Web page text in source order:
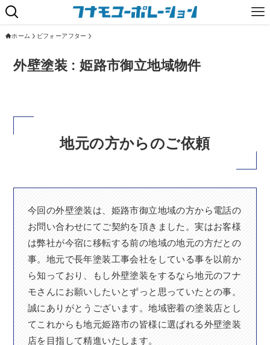
ホーム ビフォーアフター
外壁塗装 : 姫路市御立地域物件
地元の方からのご依頼
今回の外壁塗装は、姫路市御立地域の方から電話の
お問い合わせにてご契約を頂きました。実はお客様
は弊社が今宿に移転する前の地域の地元の方だとの
事。地元で長年塗装工事会社をしている事を以前か
ら知っており、もし外壁塗装をするなら地元のフナ
モさんにお願いしたいとずっと思っていたとの事。
誠にありがとうございます。地域密着の塗装店とし
てこれからも地元姫路市の皆様に選ばれる外壁塗装
店を目指して精進いたします。